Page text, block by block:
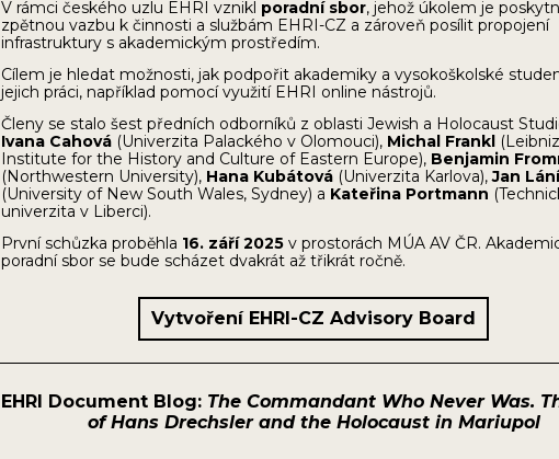
V rámci českého uzlu EHRI vznikl poradní sbor, jehož úkolem je
zpětnou vazbu k činnosti a službám EHRI-CZ a zároveň posílit propojení
infrastruktury s akademickým prostředím.
Cílem je hledat možnosti, jak podpořit akademiky a vysokoškolské
jejich práci, například pomocí využití EHRI online nástrojů.
Členy se stalo šest předních odborníků z oblasti Jewish a Holocaust
Ivana Cahová (Univerzita Palackého v Olomouci), Michal Frankl (Leibniz
Institute for the History and Culture of Eastern Europe), Benjamin
(Northwestern University), Hana Kubátová (Univerzita Karlova),Jan
(University of New South Wales, Sydney) a Kateřina Portmann
univerzita v Liberci).
První schůzka proběhla 16. září 2025 v prostorách MÚA AV ČR.
poradní sbor se bude scházet dvakrát až třikrát ročně.
Vytvoření EHRI-CZ Advisory Board
EHRI Document Blog: The Commandant Who Never Was.
of Hans Drechsler and the Holocaust in Mariupol